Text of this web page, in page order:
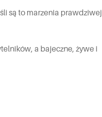
są to marzenia prawdziwej
a bajeczne, żywe i